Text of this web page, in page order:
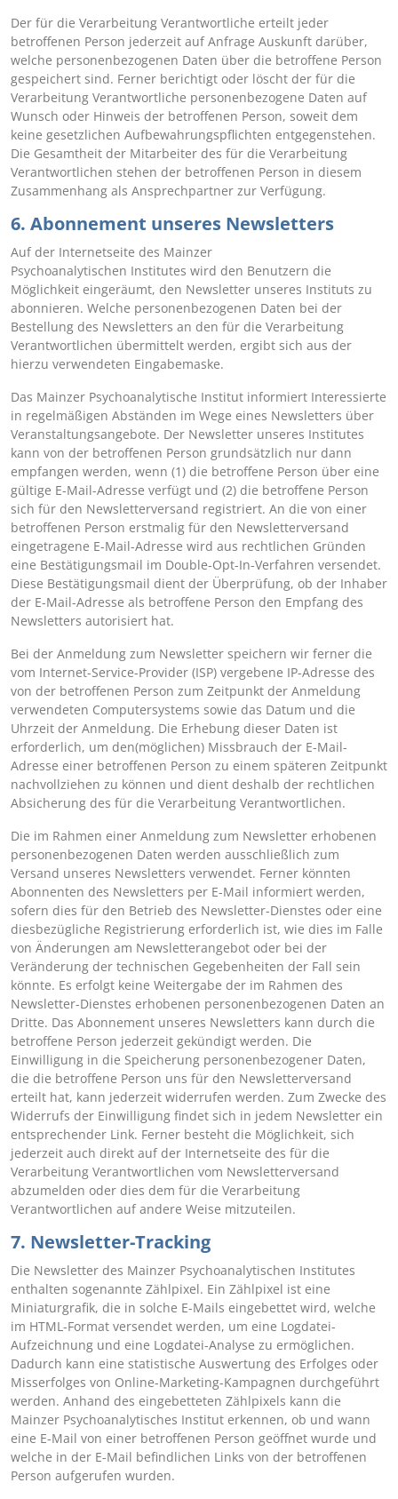
Der für die Verarbeitung Verantwortliche erteilt jeder
betroffenen Person jederzeit auf Anfrage Auskunft darüber,
welche personenbezogenen Daten über die betroffene Person
gespeichert sind. Ferner berichtigt oder löscht der für die
Verarbeitung Verantwortliche personenbezogene Daten auf
Wunsch oder Hinweis der betroffenen Person, soweit dem
keine gesetzlichen Aufbewahrungspflichten entgegenstehen.
Die Gesamtheit der Mitarbeiter des für die Verarbeitung
Verantwortlichen stehen der betroffenen Person in diesem
Zusammenhang als Ansprechpartner zur Verfügung.
6. Abonnement unseres Newsletters
Auf der Internetseite des Mainzer
Psychoanalytischen Institutes wird den Benutzern die
Möglichkeit eingeräumt, den Newsletter unseres Instituts zu
abonnieren. Welche personenbezogenen Daten bei der
Bestellung des Newsletters an den für die Verarbeitung
Verantwortlichen übermittelt werden, ergibt sich aus der
hierzu verwendeten Eingabemaske.
Das Mainzer Psychoanalytische Institut informiert Interessierte
in regelmäßigen Abständen im Wege eines Newsletters über
Veranstaltungsangebote. Der Newsletter unseres Institutes
kann von der betroffenen Person grundsätzlich nur dann
empfangen werden, wenn (1) die betroffene Person über eine
gültige E-Mail-Adresse verfügt und (2) die betroffene Person
sich für den Newsletterversand registriert. An die von einer
betroffenen Person erstmalig für den Newsletterversand
eingetragene E-Mail-Adresse wird aus rechtlichen Gründen
eine Bestätigungsmail im Double-Opt-In-Verfahren versendet.
Diese Bestätigungsmail dient der Überprüfung, ob der Inhaber
der E-Mail-Adresse als betroffene Person den Empfang des
Newsletters autorisiert hat.
Bei der Anmeldung zum Newsletter speichern wir ferner die
vom Internet-Service-Provider (ISP) vergebene IP-Adresse des
von der betroffenen Person zum Zeitpunkt der Anmeldung
verwendeten Computersystems sowie das Datum und die
Uhrzeit der Anmeldung. Die Erhebung dieser Daten ist
erforderlich, um den(möglichen) Missbrauch der E-Mail-
Adresse einer betroffenen Person zu einem späteren Zeitpunkt
nachvollziehen zu können und dient deshalb der rechtlichen
Absicherung des für die Verarbeitung Verantwortlichen.
Die im Rahmen einer Anmeldung zum Newsletter erhobenen
personenbezogenen Daten werden ausschließlich zum
Versand unseres Newsletters verwendet. Ferner könnten
Abonnenten des Newsletters per E-Mail informiert werden,
sofern dies für den Betrieb des Newsletter-Dienstes oder eine
diesbezügliche Registrierung erforderlich ist, wie dies im Falle
von Änderungen am Newsletterangebot oder bei der
Veränderung der technischen Gegebenheiten der Fall sein
könnte. Es erfolgt keine Weitergabe der im Rahmen des
Newsletter-Dienstes erhobenen personenbezogenen Daten an
Dritte. Das Abonnement unseres Newsletters kann durch die
betroffene Person jederzeit gekündigt werden. Die
Einwilligung in die Speicherung personenbezogener Daten,
die die betroffene Person uns für den Newsletterversand
erteilt hat, kann jederzeit widerrufen werden. Zum Zwecke des
Widerrufs der Einwilligung findet sich in jedem Newsletter ein
entsprechender Link. Ferner besteht die Möglichkeit, sich
jederzeit auch direkt auf der Internetseite des für die
Verarbeitung Verantwortlichen vom Newsletterversand
abzumelden oder dies dem für die Verarbeitung
Verantwortlichen auf andere Weise mitzuteilen.
7. Newsletter-Tracking
Die Newsletter des Mainzer Psychoanalytischen Institutes
enthalten sogenannte Zählpixel. Ein Zählpixel ist eine
Miniaturgrafik, die in solche E-Mails eingebettet wird, welche
im HTML-Format versendet werden, um eine Logdatei-
Aufzeichnung und eine Logdatei-Analyse zu ermöglichen.
Dadurch kann eine statistische Auswertung des Erfolges oder
Misserfolges von Online-Marketing-Kampagnen durchgeführt
werden. Anhand des eingebetteten Zählpixels kann die
Mainzer Psychoanalytisches Institut erkennen, ob und wann
eine E-Mail von einer betroffenen Person geöffnet wurde und
welche in der E-Mail befindlichen Links von der betroffenen
Person aufgerufen wurden.